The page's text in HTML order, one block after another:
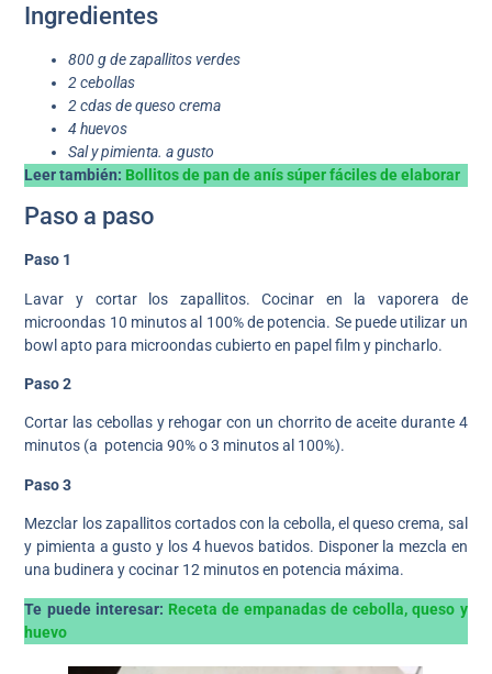
Ingredientes
800 g de zapallitos verdes
2 cebollas
2 cdas de queso crema
4 huevos
Sal y pimienta. a gusto
Leer también: Bollitos de pan de anís súper fáciles de elaborar
Paso a paso
Paso 1
Lavar y cortar los zapallitos. Cocinar en la vaporera de
microondas 10 minutos al 100% de potencia. Se puede utilizar un
bowl apto para microondas cubierto en papel film y pincharlo.
Paso 2
Cortar las cebollas y rehogar con un chorrito de aceite durante 4
minutos (a potencia 90% o 3 minutos al 100%).
Paso 3
Mezclar los zapallitos cortados con la cebolla, el queso crema, sal
y pimienta a gusto y los 4 huevos batidos. Disponer la mezcla en
una budinera y cocinar 12 minutos en potencia máxima.
Te puede interesar: Receta de empanadas de cebolla, queso y
huevo